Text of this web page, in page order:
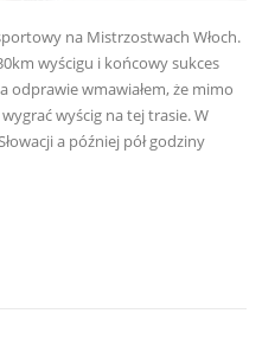
na Mistrzostwach Włoch.
wyścigu i końcowy sukces
odprawie wmawiałem, że mimo
wyścig na tej trasie. W
a później pół godziny